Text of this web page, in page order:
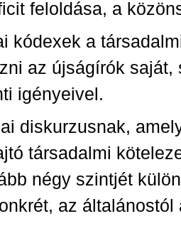
feloldása, a
kódexek a
az újságírók saját,
igényeivel.
diskurzusnak,
társadalmi
négy szintjét
az